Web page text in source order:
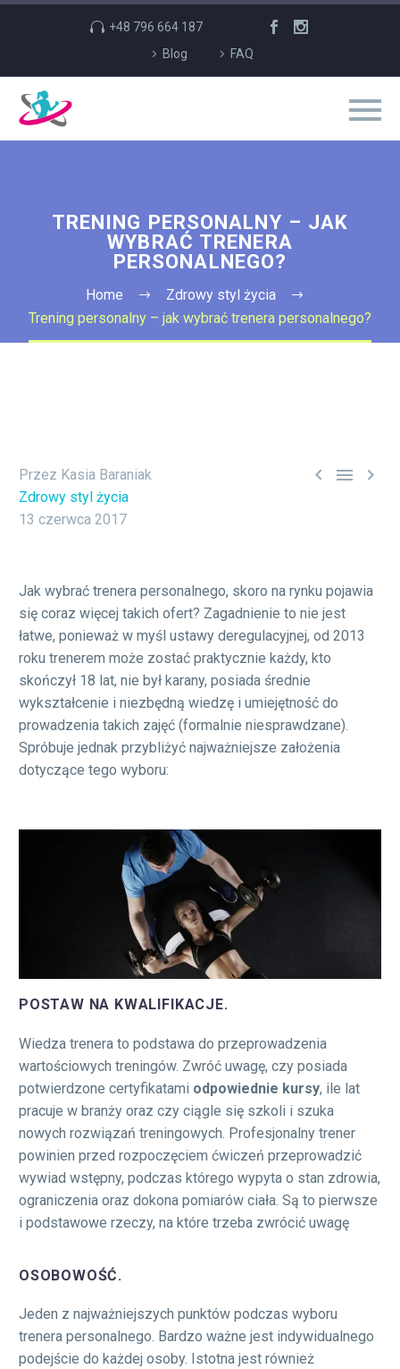
+48 796 664 187
Blog
FAQ
TRENING PERSONALNY – JAK
WYBRAĆ TRENERA
PERSONALNEGO?
Home
Zdrowy styl życia
Trening personalny – jak wybrać trenera personalnego?
  
Przez Kasia Baraniak
Zdrowy styl życia
13 czerwca 2017
Jak wybrać trenera personalnego, skoro na rynku pojawia
się coraz więcej takich ofert? Zagadnienie to nie jest
łatwe, ponieważ w myśl ustawy deregulacyjnej, od 2013
roku trenerem może zostać praktycznie każdy, kto
skończył 18 lat, nie był karany, posiada średnie
wykształcenie i niezbędną wiedzę i umiejętność do
prowadzenia takich zajęć (formalnie niesprawdzane).
Spróbuje jednak przybliżyć najważniejsze założenia
dotyczące tego wyboru:
POSTAW NA KWALIFIKACJE.
Wiedza trenera to podstawa do przeprowadzenia
wartościowych treningów. Zwróć uwagę, czy posiada
potwierdzone certyfikatami odpowiednie kursy, ile lat
pracuje w branży oraz czy ciągle się szkoli i szuka
nowych rozwiązań treningowych. Profesjonalny trener
powinien przed rozpoczęciem ćwiczeń przeprowadzić
wywiad wstępny, podczas którego wypyta o stan zdrowia,
ograniczenia oraz dokona pomiarów ciała. Są to pierwsze
i podstawowe rzeczy, na które trzeba zwrócić uwagę
OSOBOWOŚĆ.
Jeden z najważniejszych punktów podczas wyboru
trenera personalnego. Bardzo ważne jest indywidualnego
podejście do każdej osoby. Istotna jest również